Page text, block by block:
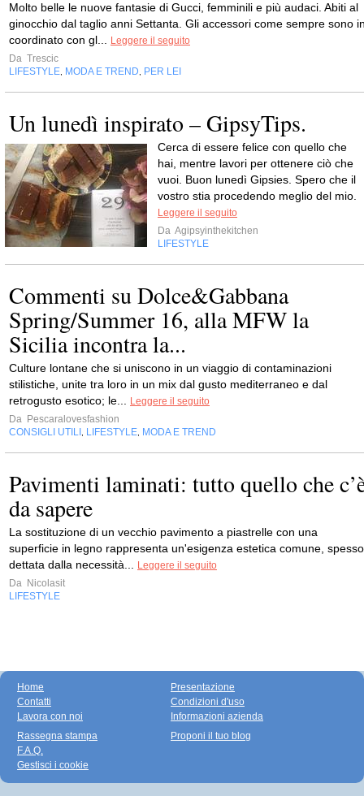
Molto belle le nuove fantasie di Gucci, femminili e più audaci. Abiti al
ginocchio dal taglio anni Settanta. Gli accessori come sempre sono
coordinato con gl...
Leggere il seguito
Da Trescic
LIFESTYLE MODA E TREND PER LEI
Un lunedì inspirato – GipsyTips.
Cerca di essere felice con quello che
hai, mentre lavori per ottenere ciò che
vuoi. Buon lunedì Gipsies. Spero che il
vostro stia procedendo meglio del mio.
Leggere il seguito
Da Agipsyinthekitchen
LIFESTYLE
Commenti su Dolce&Gabbana
Spring/Summer 16, alla MFW la
Sicilia incontra la...
Culture lontane che si uniscono in un viaggio di contaminazioni
stilistiche, unite tra loro in un mix dal gusto mediterraneo e dal
retrogusto esotico; le...
Leggere il seguito
Da Pescaralovesfashion
CONSIGLI UTILI
LIFESTYLE MODA E TREND
Pavimenti laminati: tutto quello che
da sapere
La sostituzione di un vecchio pavimento a piastrelle con una
superficie in legno rappresenta un'esigenza estetica comune, spesso
dettata dalla necessità...
Leggere il seguito
Da Nicolasit
LIFESTYLE
Home
Contatti
Lavora con noi
Presentazione
Condizioni d'uso
Informazioni azienda
Rassegna stampa
F.A.Q.
Gestisci i cookie
Proponi il tuo blog